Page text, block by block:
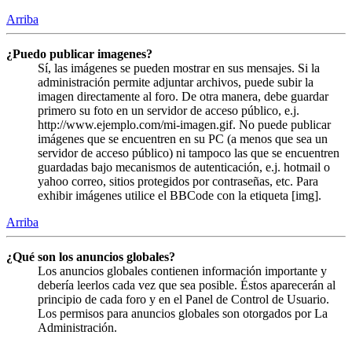
Arriba
¿Puedo publicar imagenes?
Sí, las imágenes se pueden mostrar en sus mensajes. Si la
administración permite adjuntar archivos, puede subir la
imagen directamente al foro. De otra manera, debe guardar
primero su foto en un servidor de acceso público, e.j.
http://www.ejemplo.com/mi-imagen.gif. No puede publicar
imágenes que se encuentren en su PC (a menos que sea un
servidor de acceso público) ni tampoco las que se encuentren
guardadas bajo mecanismos de autenticación, e.j. hotmail o
yahoo correo, sitios protegidos por contraseñas, etc. Para
exhibir imágenes utilice el BBCode con la etiqueta [img].
Arriba
¿Qué son los anuncios globales?
Los anuncios globales contienen información importante y
debería leerlos cada vez que sea posible. Éstos aparecerán al
principio de cada foro y en el Panel de Control de Usuario.
Los permisos para anuncios globales son otorgados por La
Administración.